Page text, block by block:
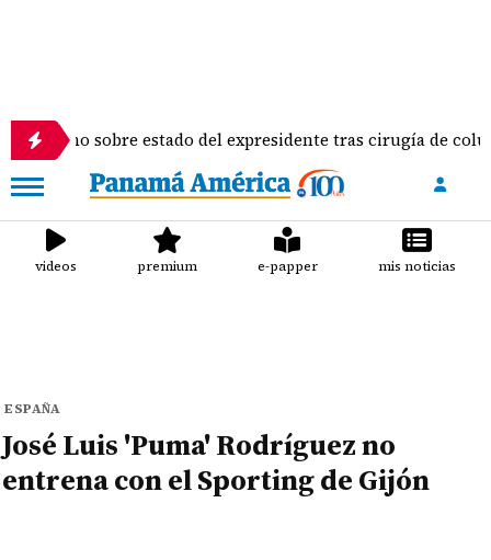
estado del expresidente tras cirugía de columna
videos premium e-papper mis noticias
ESPAÑA
José Luis 'Puma' Rodríguez no
entrena con el Sporting de Gijón